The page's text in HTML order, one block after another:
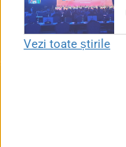
Vezi toate știrile